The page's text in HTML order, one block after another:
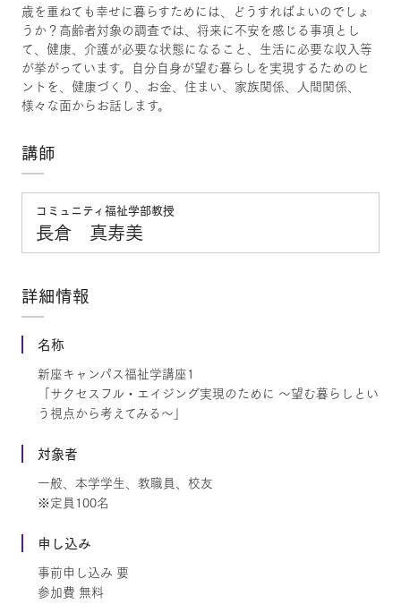
歳を重ねても幸せに暮らすためには、どうすればよいのでしょ
うか？高齢者対象の調査では、将来に不安を感じる事項とし
て、健康、介護が必要な状態になること、生活に必要な収入等
が挙がっています。自分自身が望む暮らしを実現するためのヒ
ントを、健康づくり、お金、住まい、家族関係、人間関係、
様々な面からお話します。
講師
コミュニティ福祉学部教授
長倉 真寿美
詳細情報
名称
新座キャンパス福祉学講座1
「サクセスフル・エイジング実現のために ～望む暮らしとい
う視点から考えてみる～」
対象者
一般、本学学生、教職員、校友
※定員100名
申し込み
事前申し込み 要
参加費 無料